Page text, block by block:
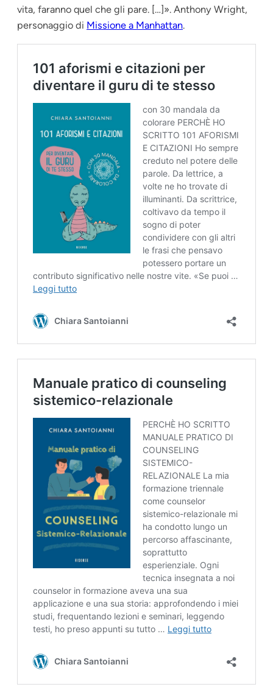
vita, faranno quel che gli pare. […]». Anthony Wright,
personaggio di Missione a Manhattan.